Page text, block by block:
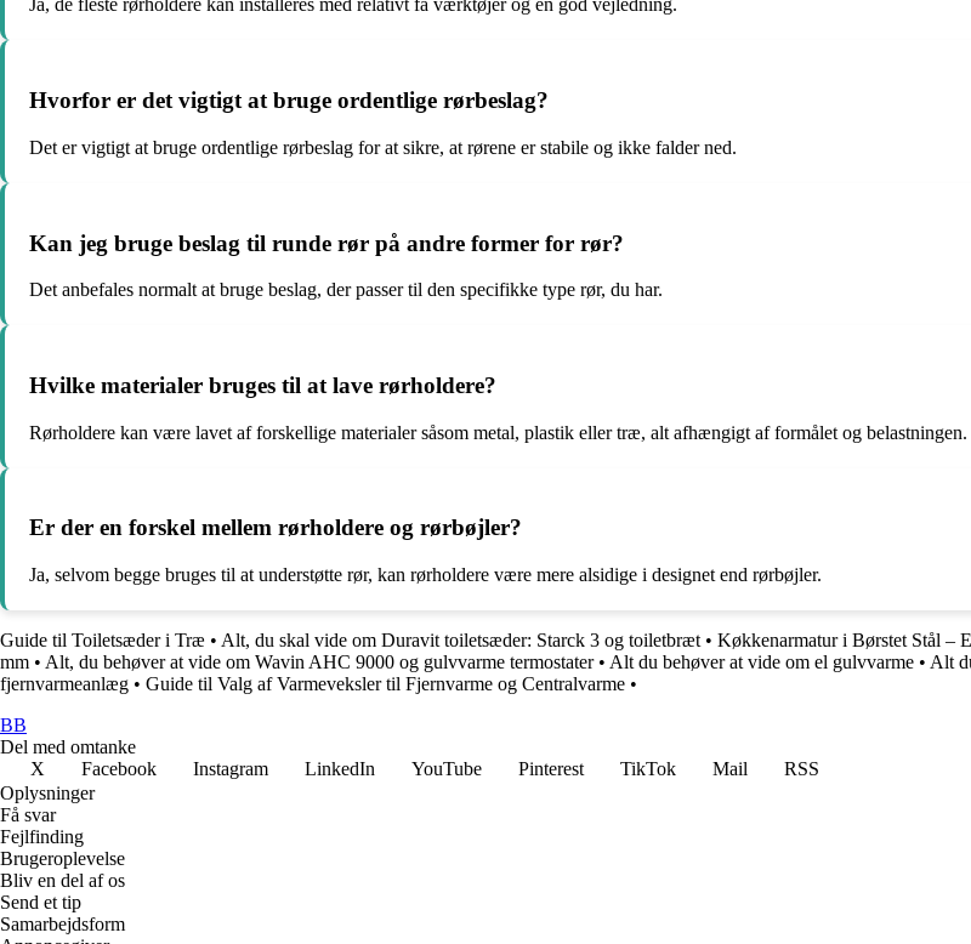
Ja, de fleste rørholdere kan installeres med relativt få værktøjer og en god vejledning.
Hvorfor er det vigtigt at bruge ordentlige rørbeslag?
Det er vigtigt at bruge ordentlige rørbeslag for at sikre, at rørene er stabile og ikke falder ned.
Kan jeg bruge beslag til runde rør på andre former for rør?
Det anbefales normalt at bruge beslag, der passer til den specifikke type rør, du har.
Hvilke materialer bruges til at lave rørholdere?
Rørholdere kan være lavet af forskellige materialer såsom metal, plastik eller træ, alt afhængigt af formålet og belastningen.
Er der en forskel mellem rørholdere og rørbøjler?
Ja, selvom begge bruges til at understøtte rør, kan rørholdere være mere alsidige i designet end rørbøjler.
Guide til Toiletsæder i Træ • Alt, du skal vide om Duravit toiletsæder: Starck 3 og toiletbræt • Køkkenarmatur i Børstet Stål –
mm • Alt, du behøver at vide om Wavin AHC 9000 og gulvvarme termostater• Alt du behøver at vide om el gulvvarme • Alt
fjernvarmeanlæg • Guide til Valg af Varmeveksler til Fjernvarme og Centralvarme •
BB
Del med omtanke
X
Facebook Instagram LinkedIn YouTube Pinterest TikTok Mail
RSS
Oplysninger
Få svar
Fejlfinding
Brugeroplevelse
Bliv en del af os
Send et tip
Samarbejdsform